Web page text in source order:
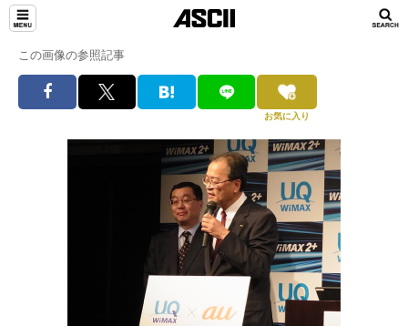
この画像の参照記事
お気に入り